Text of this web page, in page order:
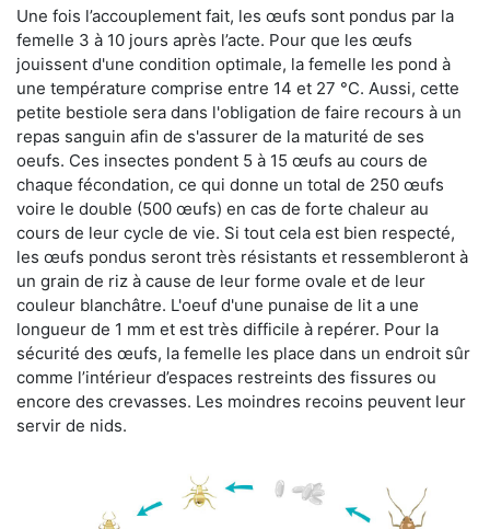
Une fois l’accouplement fait, les œufs sont pondus par la
femelle 3 à 10 jours après l’acte. Pour que les œufs
jouissent d'une condition optimale, la femelle les pond à
une température comprise entre 14 et 27 °C. Aussi, cette
petite bestiole sera dans l'obligation de faire recours à un
repas sanguin afin de s'assurer de la maturité de ses
oeufs. Ces insectes pondent 5 à 15 œufs au cours de
chaque fécondation, ce qui donne un total de 250 œufs
voire le double (500 œufs) en cas de forte chaleur au
cours de leur cycle de vie. Si tout cela est bien respecté,
les œufs pondus seront très résistants et ressembleront à
un grain de riz à cause de leur forme ovale et de leur
couleur blanchâtre. L'oeuf d'une punaise de lit a une
longueur de 1 mm et est très difficile à repérer. Pour la
sécurité des œufs, la femelle les place dans un endroit sûr
comme l’intérieur d’espaces restreints des fissures ou
encore des crevasses. Les moindres recoins peuvent leur
servir de nids.